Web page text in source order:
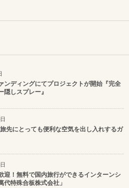
ンディングにてプロジェクトが開始『完全
隠しスプレー』
旅先にとっても便利な空気を出し入れするガ
迎！無料で国内旅行ができるインターンシ
代特殊合板株式会社」